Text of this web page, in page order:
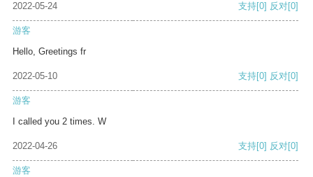
2022-05-24 支持[0] 反对[0]
游客
Hello, Greetings fr
2022-05-10 支持[0] 反对[0]
游客
I called you 2 times. W
2022-04-26 支持[0] 反对[0]
游客